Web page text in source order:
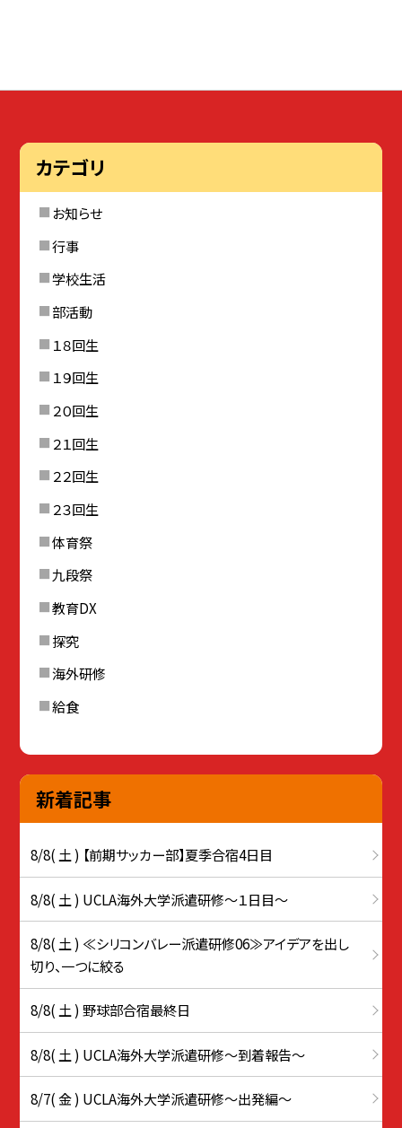
カテゴリ
お知らせ
行事
学校生活
部活動
１８回生
１９回生
２０回生
２１回生
２２回生
２３回生
体育祭
九段祭
教育DX
探究
海外研修
給食
新着記事
8/8( 土 ) 【前期サッカー部】夏季合宿4日目
8/8( 土 ) UCLA海外大学派遣研修〜１日目〜
8/8( 土 ) ≪シリコンバレー派遣研修06≫アイデアを出し
切り、一つに絞る
8/8( 土 ) 野球部合宿最終日
8/8( 土 ) UCLA海外大学派遣研修〜到着報告〜
8/7( 金 ) UCLA海外大学派遣研修〜出発編〜